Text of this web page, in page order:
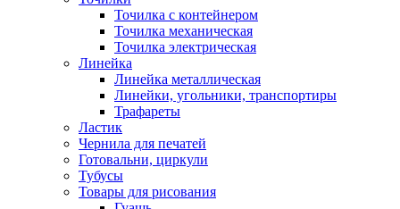
Точилка с контейнером
Точилка механическая
Точилка электрическая
Линейка
Линейка металлическая
Линейки, угольники, транспортиры
Трафареты
Ластик
Чернила для печатей
Готовальни, циркули
Тубусы
Товары для рисования